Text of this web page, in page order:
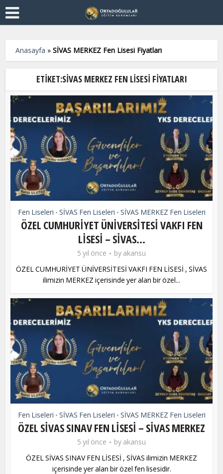
Anasayfa »SİVAS MERKEZ Fen Lisesi Fiyatları
ETIKET:SİVAS MERKEZ FEN LISESI FIYATLARI
Fen Liseleri • SİVAS Fen Liseleri • SİVAS MERKEZ Fen Liseleri
ÖZEL CUMHURİYET ÜNİVERSİTESİ VAKFI FEN
LİSESİ – SİVAS...
5 yıl önce by akansu
ÖZEL CUMHURİYET ÜNİVERSİTESİ VAKFI FEN LİSESİ , SİVAS
ilimizin MERKEZ içerisinde yer alan bir özel...
Fen Liseleri • SİVAS Fen Liseleri • SİVAS MERKEZ Fen Liseleri
ÖZEL SİVAS SINAV FEN LİSESİ – SİVAS MERKEZ
5 yıl önce by akansu
ÖZEL SİVAS SINAV FEN LİSESİ , SİVAS ilimizin MERKEZ
içerisinde yer alan bir özel fen lisesidir.